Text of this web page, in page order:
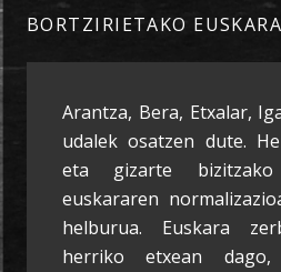
BORTZIRIETAKO
Arantza, Bera, Etxalar,
udalek osatzen dute.
eta gizarte
euskararen
helburua. Euskara
herriko etxean dago,